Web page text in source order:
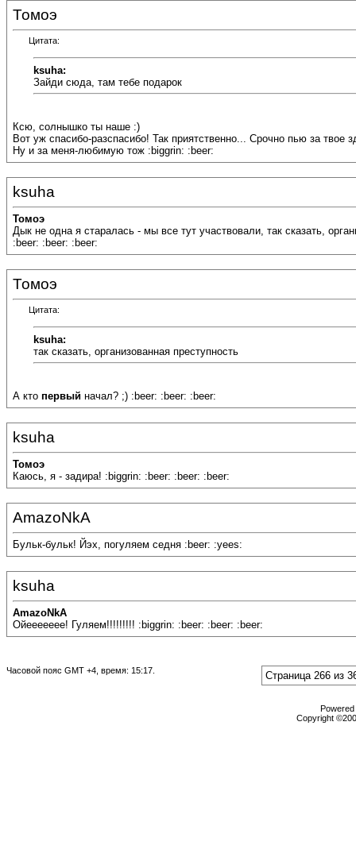
Томоэ
Цитата:
ksuha:
Зайди сюда, там тебе подарок
Ксю, солнышко ты наше :)
Вот уж спасибо-разспасибо! Так приятственно... Срочно пью за твое
Ну и за меня-любимую тож :biggrin: :beer:
ksuha
Томоэ
Дык не одна я старалась - мы все тут участвовали, так сказать,
:beer: :beer: :beer:
Томоэ
Цитата:
ksuha:
так сказать, организованная преступность
А кто первый начал? ;) :beer: :beer: :beer:
ksuha
Томоэ
Каюсь, я - задира! :biggrin: :beer: :beer: :beer:
AmazoNkA
Бульк-бульк! Йэх, погуляем седня :beer: :yees:
ksuha
AmazoNkA
Ойеееееее! Гуляем!!!!!!!!! :biggrin: :beer: :beer: :beer:
Часовой пояс GMT +4, время: 15:17 Страница 266 из
Copyright